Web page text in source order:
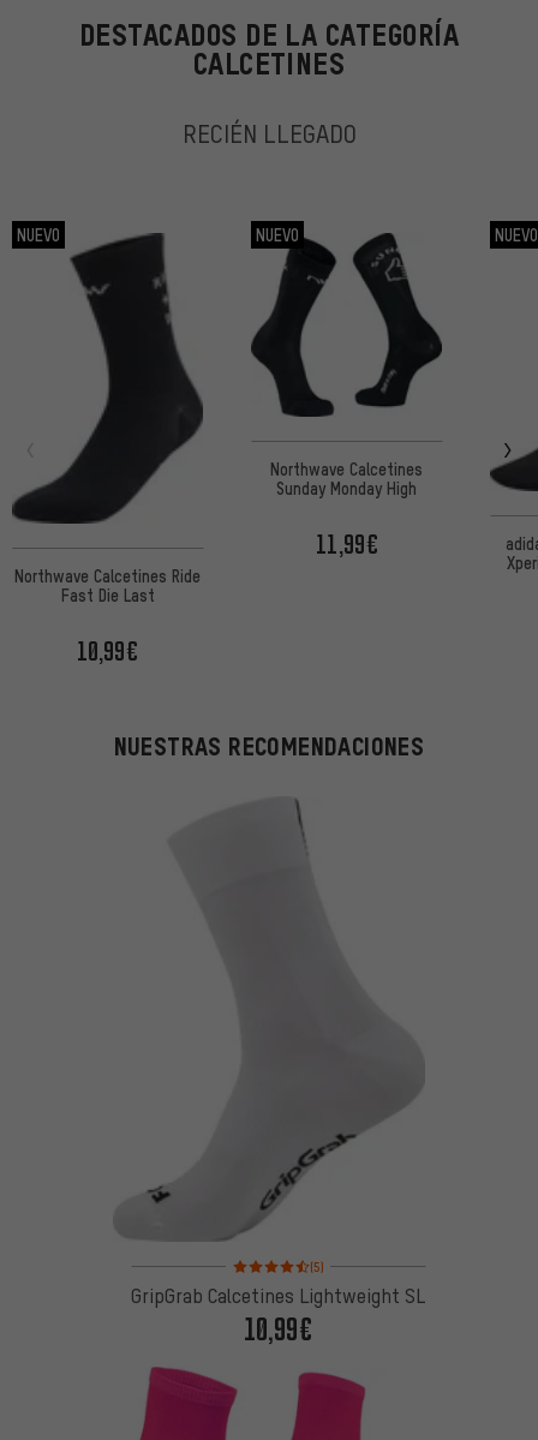
DESTACADOS DE LA CATEGORÍA
CALCETINES
RECIÉN LLEGADO
NUEVO
Northwave Calcetines Ride
Fast Die Last
10,99€
NUEVO
Northwave Calcetines
Sunday Monday High
11,99€
NUEVO
NUESTRAS RECOMENDACIONES
Valoración media: 4,5 de 5 basada en 5 reseñas
(5)
GripGrab Calcetines Lightweight SL
10,99€